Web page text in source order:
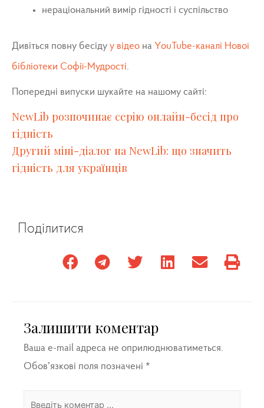
нераціональний вимір гідності і суспільство
Дивіться повну бесіду у відео на YouTube-каналі Нової
бібліотеки Софії-Мудрості.
Попередні випуски шукайте на нашому сайті:
NewLib розпочинає серію онлайн-бесід про
гідність
Другий міні-діалог на NewLib: що значить
гідність для українців
Поділитися
Залишити коментар
Ваша e-mail адреса не оприлюднюватиметься.
Обов’язкові поля позначені *